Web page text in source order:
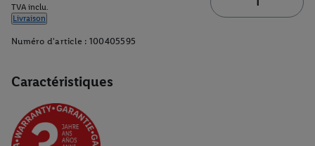
Caractéristiques
TVA inclu.
Livraison
Numéro d'article : 100405595